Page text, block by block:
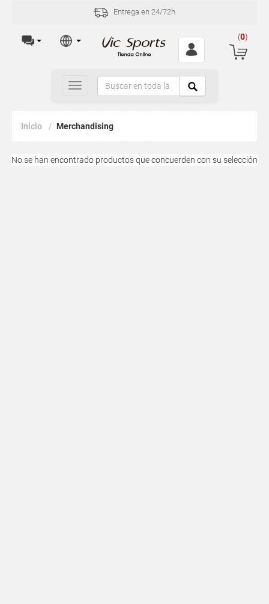
Entrega en 24/72h
(0)
Toggle
navigation
Inicio Merchandising
No se han encontrado productos que concuerden con su selección